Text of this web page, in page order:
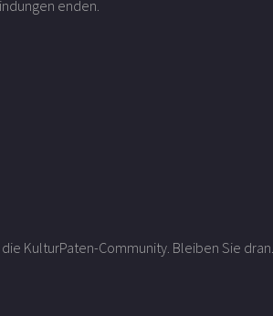
enden.
KulturPaten-Community. Bleiben Sie dran.